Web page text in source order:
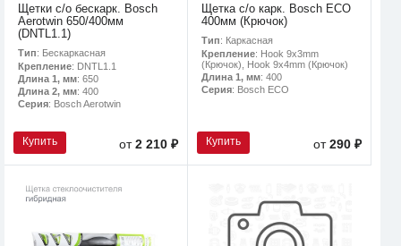
Щетки с/о бескарк. Bosch
Aerotwin 650/400мм
(DNTL1.1)
Тип: Бескаркасная
Крепление: DNTL1.1
Длина 1, мм: 650
Длина 2, мм: 400
Серия: Bosch Aerotwin
Купить от2 210 ₽
Щетка с/о карк. Bosch ECO
400мм (Крючок)
Тип: Каркасная
Крепление: Hook 9x3mm
(Крючок), Hook 9x4mm (Крючок)
Длина 1, мм: 400
Серия: Bosch ECO
Купить от290 ₽